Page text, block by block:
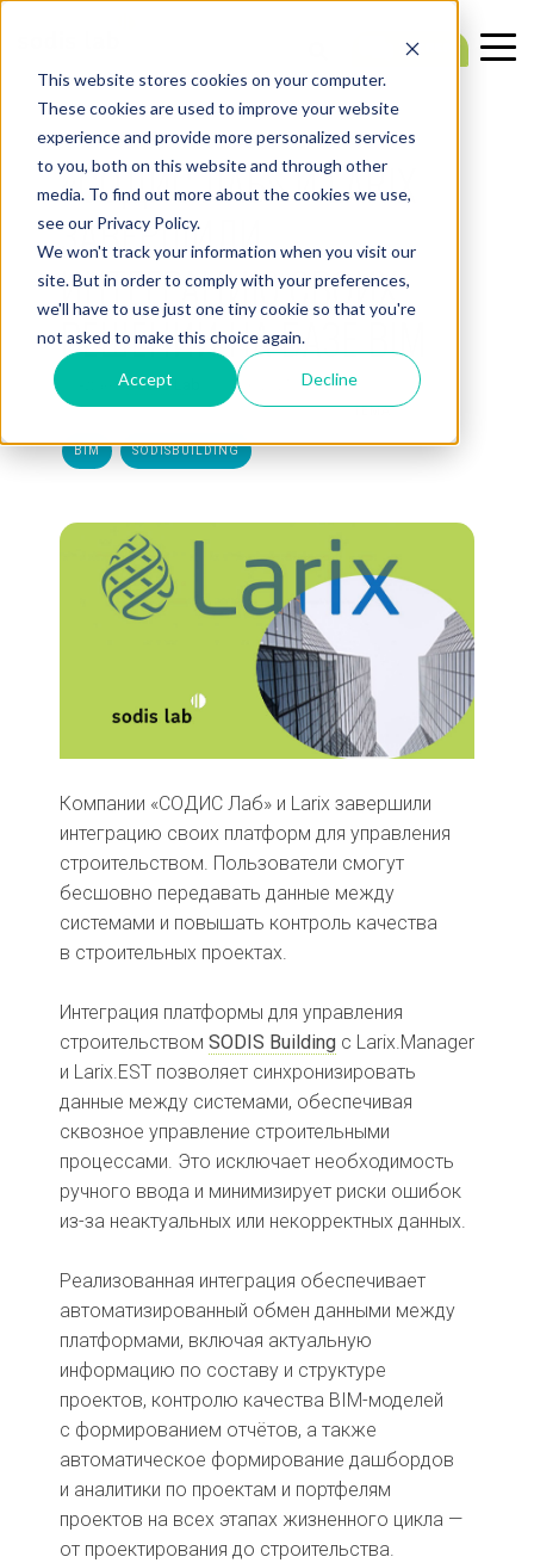
This website stores cookies on your computer.
These cookies are used to improve your website
experience and provide more personalized services
to you, both on this website and through other
media. To find out more about the cookies we use,
see our Privacy Policy.
We won't track your information when you visit our
site. But in order to comply with your preferences,
we'll have to use just one tiny cookie so that you're
not asked to make this choice again.
Accept Decline
2 МИН. ЧИТАТЬ
«СОДИС ЛАБ» И LARIX
ЗАВЕРШИЛИ
ИНТЕГРАЦИЮ СВОИХ
РЕШЕНИЙ НА БАЗЕ BIM
Создано:SODIS Lab — 09.06.2025 10:52:18
ТЕМА:
BIM SODISBUILDING
Компании «СОДИС Лаб» и Larix завершили
интеграцию своих платформ для управления
строительством. Пользователи смогут
бесшовно передавать данные между
системами и повышать контроль качества
в строительных проектах.
Интеграция платформы для управления
строительством SODIS Building с Larix.Manager
и Larix.EST позволяет синхронизировать
данные между системами, обеспечивая
сквозное управление строительными
процессами. Это исключает необходимость
ручного ввода и минимизирует риски ошибок
из-за неактуальных или некорректных данных.
Реализованная интеграция обеспечивает
автоматизированный обмен данными между
платформами, включая актуальную
информацию по составу и структуре
проектов, контролю качества BIM-моделей
с формированием отчётов, а также
автоматическое формирование дашбордов
и аналитики по проектам и портфелям
проектов на всех этапах жизненного цикла —
от проектирования до строительства.